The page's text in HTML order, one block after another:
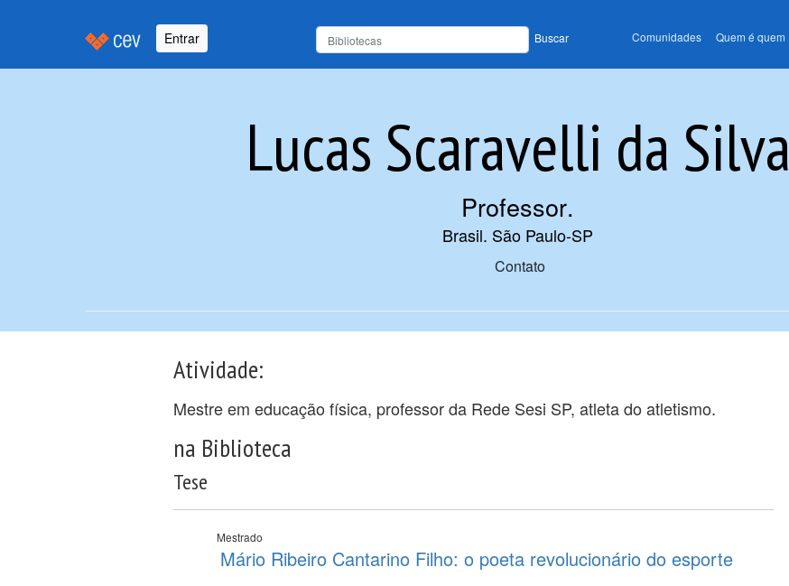
Entrar Buscar Comunidades Quem é quem
Lucas Scaravelli da Silva
Professor.
Brasil. São Paulo-SP
Contato
Atividade:
Mestre em educação física, professor da Rede Sesi SP, atleta do atletismo.
na Biblioteca
Tese
Mestrado
Mário Ribeiro Cantarino Filho: o poeta revolucionário do esporte